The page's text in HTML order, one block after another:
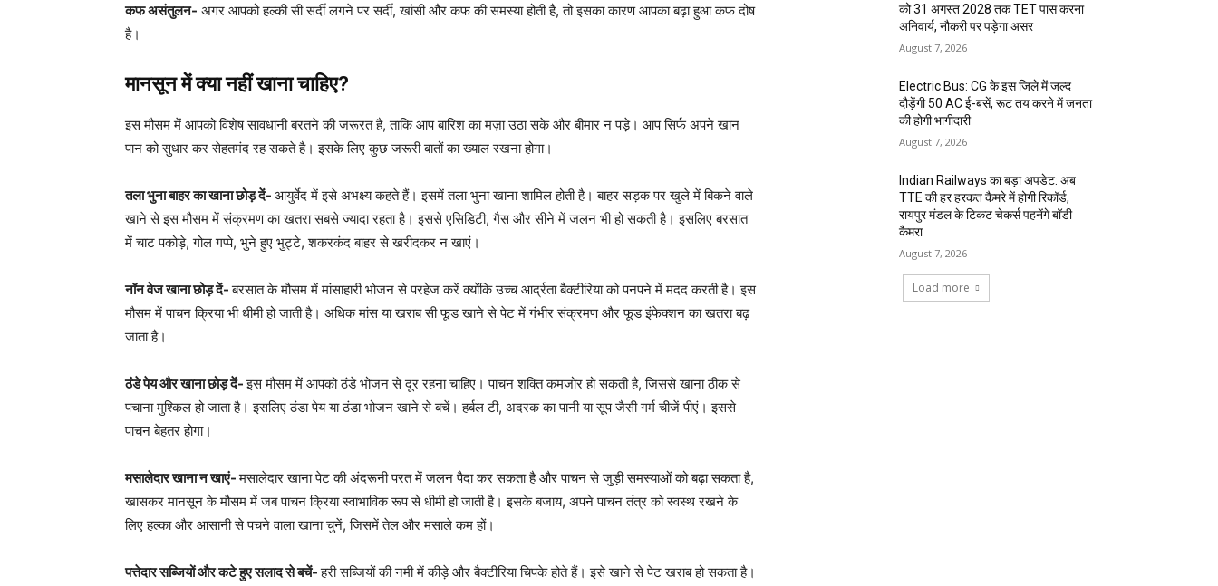
कफ असंतुलन- अगर आपको हल्की सी सर्दी लगने पर सर्दी, खांसी और कफ की समस्या होती है, तो इसका कारण आपका बढ़ा हुआ कफ दोष
है।
मानसून में क्या नहीं खाना चाहिए?
इस मौसम में आपको विशेष सावधानी बरतने की जरूरत है, ताकि आप बारिश का मज़ा उठा सके और बीमार न पड़े। आप सिर्फ अपने खान
पान को सुधार कर सेहतमंद रह सकते है। इसके लिए कुछ जरूरी बातों का ख्याल रखना होगा।
तला भुना बाहर का खाना छोड़ दें- आयुर्वेद में इसे अभक्ष्य कहते हैं। इसमें तला भुना खाना शामिल होती है। बाहर सड़क पर खुले में बिकने वाले
खाने से इस मौसम में संक्रमण का खतरा सबसे ज्यादा रहता है। इससे एसिडिटी, गैस और सीने में जलन भी हो सकती है। इसलिए बरसात
में चाट पकोड़े, गोल गप्पे, भुने हुए भुट्टे, शकरकंद बाहर से खरीदकर न खाएं।
नॉन वेज खाना छोड़ दें-बरसात के मौसम में मांसाहारी भोजन से परहेज करें क्योंकि उच्च आर्द्रता बैक्टीरिया को पनपने में मदद करती है। इस
मौसम में पाचन क्रिया भी धीमी हो जाती है। अधिक मांस या खराब सी फूड खाने से पेट में गंभीर संक्रमण और फूड इंफेक्शन का खतरा बढ़
जाता है।
ठंडे पेय और खाना छोड़ दें-इस मौसम में आपको ठंडे भोजन से दूर रहना चाहिए। पाचन शक्ति कमजोर हो सकती है, जिससे खाना ठीक से
पचाना मुश्किल हो जाता है। इसलिए ठंडा पेय या ठंडा भोजन खाने से बचें। हर्बल टी, अदरक का पानी या सूप जैसी गर्म चीजें पीएं। इससे
पाचन बेहतर होगा।
मसालेदार खाना न खाएं-मसालेदार खाना पेट की अंदरूनी परत में जलन पैदा कर सकता है और पाचन से जुड़ी समस्याओं को बढ़ा सकता है,
खासकर मानसून के मौसम में जब पाचन क्रिया स्वाभाविक रूप से धीमी हो जाती है। इसके बजाय, अपने पाचन तंत्र को स्वस्थ रखने के
लिए हल्का और आसानी से पचने वाला खाना चुनें, जिसमें तेल और मसाले कम हों।
पत्तेदार सब्जियों और कटे हुए सलाद से बचें-हरी सब्जियों की नमी में कीड़े और बैक्टीरिया चिपके होते हैं। इसे खाने से पेट खराब हो सकता है।
को 31 अगस्त 2028 तक TET पास करना
अनिवार्य, नौकरी पर पड़ेगा असर
August 7, 2026
Electric Bus: CG के इस जिले में जल्द
दौड़ेंगी 50 AC ई-बसें, रूट तय करने में जनता
की होगी भागीदारी
August 7, 2026
Indian Railways का बड़ा अपडेट: अब
TTE की हर हरकत कैमरे में होगी रिकॉर्ड,
रायपुर मंडल के टिकट चेकर्स पहनेंगे बॉडी
कैमरा
August 7, 2026
Load more